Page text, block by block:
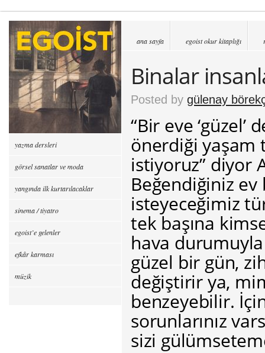
ana sayfa egoist okur kitaplığı
Binalar
Posted by gülenay
“Bir eve
önerdiği yaşam
istiyoruz” diyor
Beğendiğiniz
isteyeceğimiz
tek başına
hava durumuyla
güzel bir gün,
değiştirir ya,
benzeyebilir.
sorunlarınız
sizi
yazma dersleri
görsel sanatlar ve moda
yangında ilk kurtarılacaklar
sinema / tiyatro
egoist’e gelenler
efkâr karması
müzik